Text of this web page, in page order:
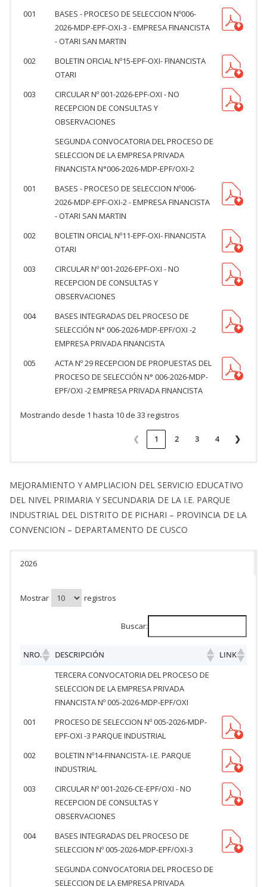
001
BASES - PROCESO DE SELECCION Nº006-
2026-MDP-EPF-OXI-3 - EMPRESA FINANCISTA
- OTARI SAN MARTIN
002
BOLETIN OFICIAL Nº15-EPF-OXI- FINANCISTA
OTARI
003
CIRCULAR Nº 001-2026-EPF-OXI - NO
RECEPCION DE CONSULTAS Y
OBSERVACIONES
SEGUNDA CONVOCATORIA DEL PROCESO DE
SELECCION DE LA EMPRESA PRIVADA
FINANCISTA N°006-2026-MDP-EPF/OXI-2
001
BASES - PROCESO DE SELECCION Nº006-
2026-MDP-EPF-OXI-2 - EMPRESA FINANCISTA
- OTARI SAN MARTIN
002
BOLETIN OFICIAL Nº11-EPF-OXI- FINANCISTA
OTARI
003
CIRCULAR Nº 001-2026-EPF-OXI - NO
RECEPCION DE CONSULTAS Y
OBSERVACIONES
004
BASES INTEGRADAS DEL PROCESO DE
SELECCIÓN N° 006-2026-MDP-EPF/OXI -2
EMPRESA PRIVADA FINANCISTA
005
ACTA Nº 29 RECEPCION DE PROPUESTAS DEL
PROCESO DE SELECCIÓN N° 006-2026-MDP-
EPF/OXI -2 EMPRESA PRIVADA FINANCISTA
Mostrando desde 1 hasta 10 de 33 registros
❮ 1 2 3 4 ❯
MEJORAMIENTO Y AMPLIACION DEL SERVICIO EDUCATIVO
DEL NIVEL PRIMARIA Y SECUNDARIA DE LA I.E. PARQUE
INDUSTRIAL DEL DISTRITO DE PICHARI – PROVINCIA DE LA
CONVENCION – DEPARTAMENTO DE CUSCO
2026
Mostrar registros
Buscar:
NRO. DESCRIPCIÓN
LINK
TERCERA CONVOCATORIA DEL PROCESO DE
SELECCION DE LA EMPRESA PRIVADA
FINANCISTA Nº 005-2026-MDP-EPF/OXI
001
PROCESO DE SELECCION Nº 005-2026-MDP-
EPF-OXI -3 PARQUE INDUSTRIAL
002
BOLETIN Nº14-FINANCISTA- I.E. PARQUE
INDUSTRIAL
003
CIRCULAR Nº 001-2026-CE-EPF/OXI - NO
RECEPCION DE CONSULTAS Y
OBSERVACIONES
004
BASES INTEGRADAS DEL PROCESO DE
SELECCION Nº 005-2026-MDP-EPF/OXI-3
SEGUNDA CONVOCATORIA DEL PROCESO DE
SELECCION DE LA EMPRESA PRIVADA